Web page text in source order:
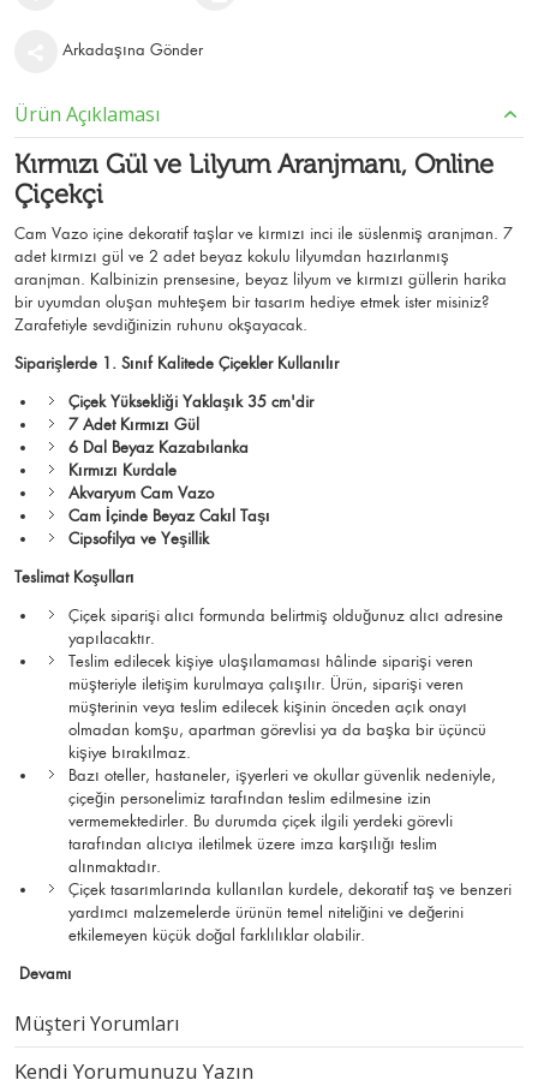
Arkadaşına Gönder
Ürün Açıklaması
Kırmızı Gül ve Lilyum Aranjmanı, Online
Çiçekçi
Cam Vazo içine dekoratif taşlar ve kırmızı inci ile süslenmiş aranjman. 7
adet kırmızı gül ve 2 adet beyaz kokulu lilyumdan hazırlanmış
aranjman. Kalbinizin prensesine, beyaz lilyum ve kırmızı güllerin harika
bir uyumdan oluşan muhteşem bir tasarım hediye etmek ister misiniz?
Zarafetiyle sevdiğinizin ruhunu okşayacak.
Siparişlerde 1. Sınıf Kalitede Çiçekler Kullanılır
Çiçek Yüksekliği Yaklaşık 35 cm'dir
7 Adet Kırmızı Gül
6 Dal Beyaz Kazabılanka
Kırmızı Kurdale
Akvaryum Cam Vazo
Cam İçinde Beyaz Cakıl Taşı
Cipsofilya ve Yeşillik
Teslimat Koşulları
Çiçek siparişi alıcı formunda belirtmiş olduğunuz alıcı adresine
yapılacaktır.
Teslim edilecek kişiye ulaşılamaması hâlinde siparişi veren
müşteriyle iletişim kurulmaya çalışılır. Ürün, siparişi veren
müşterinin veya teslim edilecek kişinin önceden açık onayı
olmadan komşu, apartman görevlisi ya da başka bir üçüncü
kişiye bırakılmaz.
Bazı oteller, hastaneler, işyerleri ve okullar güvenlik nedeniyle,
çiçeğin personelimiz tarafından teslim edilmesine izin
vermemektedirler. Bu durumda çiçek ilgili yerdeki görevli
tarafından alıcıya iletilmek üzere imza karşılığı teslim
alınmaktadır.
Çiçek tasarımlarında kullanılan kurdele, dekoratif taş ve benzeri
yardımcı malzemelerde ürünün temel niteliğini ve değerini
etkilemeyen küçük doğal farklılıklar olabilir.
Devamı
Müşteri Yorumları
Kendi Yorumunuzu Yazın